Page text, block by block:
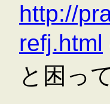
http://
refj.html
と困っ